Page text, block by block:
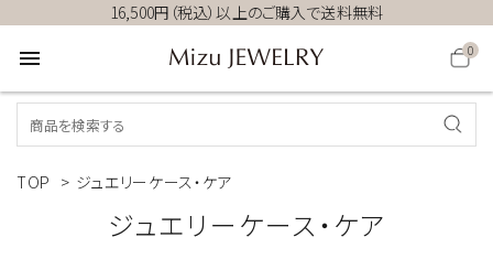
16,500円（税込）以上のご購入で送料無料
menu 0
TOP > ジュエリーケース・ケア
ジュエリーケース・ケア